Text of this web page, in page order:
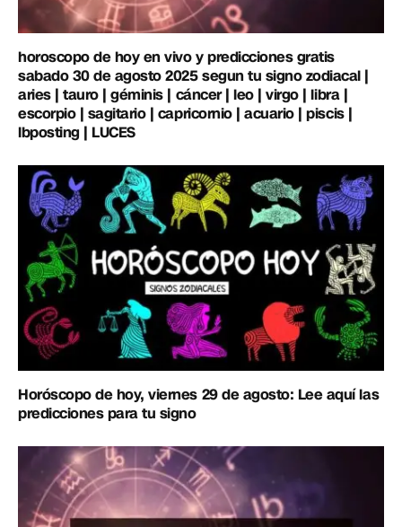
horoscopo de hoy en vivo y predicciones gratis
sabado 30 de agosto 2025 segun tu signo zodiacal |
aries | tauro | géminis | cáncer | leo | virgo | libra |
escorpio | sagitario | capricornio | acuario | piscis |
lbposting | LUCES
Horóscopo de hoy, viernes 29 de agosto: Lee aquí las
predicciones para tu signo